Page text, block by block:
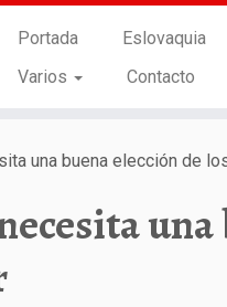
Portada Eslovaquia
Varios
Contacto
una buena elección de
una